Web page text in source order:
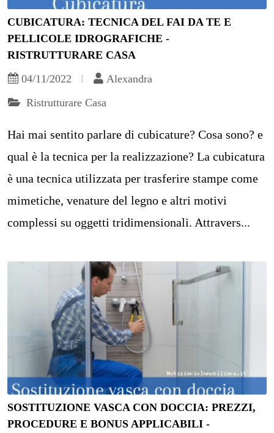
CUBICATURA: TECNICA DEL FAI DA TE E
PELLICOLE IDROGRAFICHE -
RISTRUTTURARE CASA
04/11/2022
Alexandra
Ristrutturare Casa
Hai mai sentito parlare di cubicature? Cosa sono? e
qual è la tecnica per la realizzazione? La cubicatura
è una tecnica utilizzata per trasferire stampe come
mimetiche, venature del legno e altri motivi
complessi su oggetti tridimensionali. Attravers...
SOSTITUZIONE VASCA CON DOCCIA: PREZZI,
PROCEDURE E BONUS APPLICABILI -